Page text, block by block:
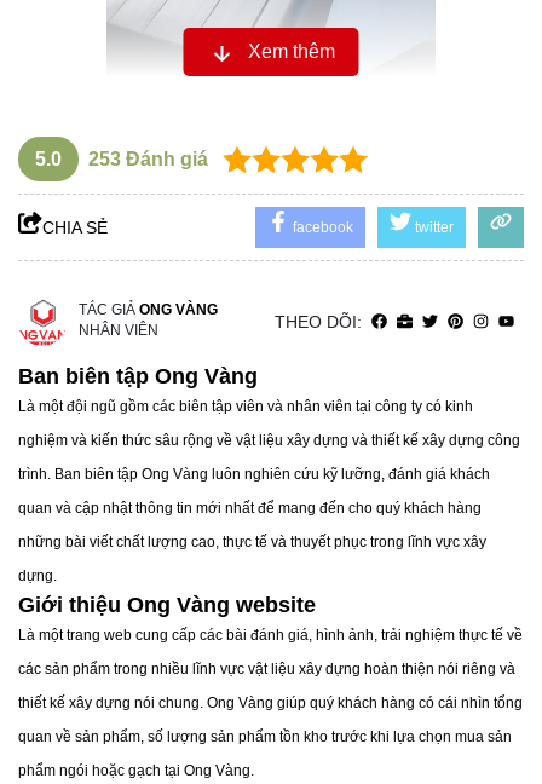
Bền vững và thân thiện với môi trường: Ngói lợp Planio có
tuổi thọ cao, lên đến hàng chục năm mà không cần bảo trì
nhiều. Đặc biệt, sản phẩm này được sản xuất từ nguyên
liệu tự nhiên và không gây hại đến môi trường.
Khả năng chống thấm và cách nhiệt tốt: Với thiết kế và
chất liệu đặc biệt, ngói Planio giúp mái nhà có khả năng
chống thấm nước tối ưu và cách nhiệt hiệu quả, giữ cho
ngôi nhà luôn mát mẻ vào mùa hè và ấm áp vào mùa đông.
Dễ dàng lắp đặt và thay thế: Nhờ vào thiết kế nhẹ và kích
thước chuẩn, việc lắp đặt ngói lợp Planio trở nên dễ dàng
và nhanh chóng hơn. Điều này cũng giúp tiết kiệm chi phí
nhân công và thời gian xây dựng.
3. Ứng dụng và lợi ích của ngói lợp Planio
Xem thêm
5.0 253 Đánh giá
CHIA SẺ facebook twitter
TÁC GIẢ ONG VÀNG
NHÂN VIÊN
THEO DÕI:
Ban biên tập Ong Vàng
Là một đội ngũ gồm các biên tập viên và nhân viên tại công ty có kinh
nghiệm và kiến thức sâu rộng về vật liệu xây dựng và thiết kế xây dựng công
trình. Ban biên tập Ong Vàng luôn nghiên cứu kỹ lưỡng, đánh giá khách
quan và cập nhật thông tin mới nhất để mang đến cho quý khách hàng
những bài viết chất lượng cao, thực tế và thuyết phục trong lĩnh vực xây
dựng.
Giới thiệu Ong Vàng website
Là một trang web cung cấp các bài đánh giá, hình ảnh, trải nghiệm thực tế về
các sản phẩm trong nhiều lĩnh vực vật liệu xây dựng hoàn thiện nói riêng và
thiết kế xây dựng nói chung. Ong Vàng giúp quý khách hàng có cái nhìn tổng
quan về sản phẩm, số lượng sản phẩm tồn kho trước khi lựa chọn mua sản
phẩm ngói hoặc gạch tại Ong Vàng.